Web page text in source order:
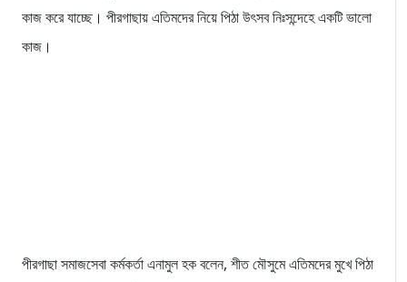
কাজ করে যাচ্ছে। পীরগাছায় এতিমদের নিয়ে পিঠা উৎসব নিঃসন্দেহে একটি ভালো
কাজ।
পীরগাছা সমাজসেবা কর্মকর্তা এনামুল হক বলেন, শীত মৌসুমে এতিমদের মুখে পিঠা